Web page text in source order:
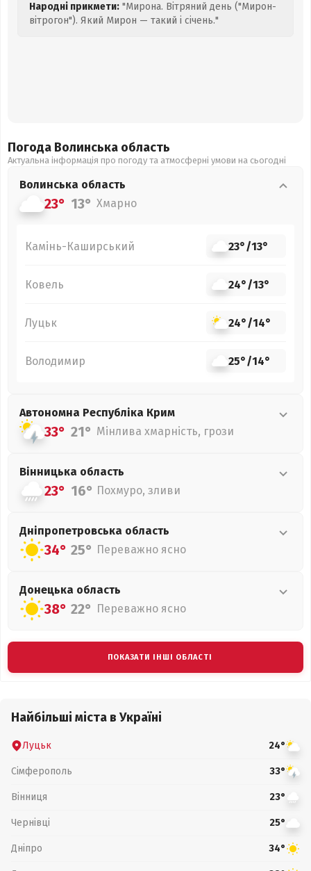
Народні прикмети: "Мирона. Вітряний день ("Мирон-
вітрогон"). Який Мирон — такий і січень."
Погода Волинська область
Актуальна інформація про погоду та атмосферні умови на сьогодні
Волинська область
23° 13° Хмарно
Камінь-Каширський 23°/13°
Ковель 24°/13°
Луцьк 24°/14°
Володимир 25°/14°
Автономна Республіка Крим
33° 21° Мінлива хмарність, грози
Вінницька область
23° 16° Похмуро, зливи
Дніпропетровська область
34° 25° Переважно ясно
Донецька область
38° 22° Переважно ясно
ПОКАЗАТИ ІНШІ ОБЛАСТІ
Найбільші міста в Україні
Луцьк 24°
Сімферополь 33°
Вінниця 23°
Чернівці 25°
Дніпро 34°